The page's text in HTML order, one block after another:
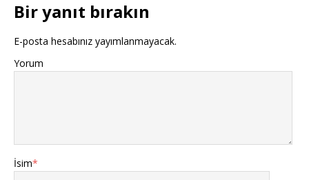
Bir yanıt bırakın
E-posta hesabınız yayımlanmayacak.
Yorum
İsim*